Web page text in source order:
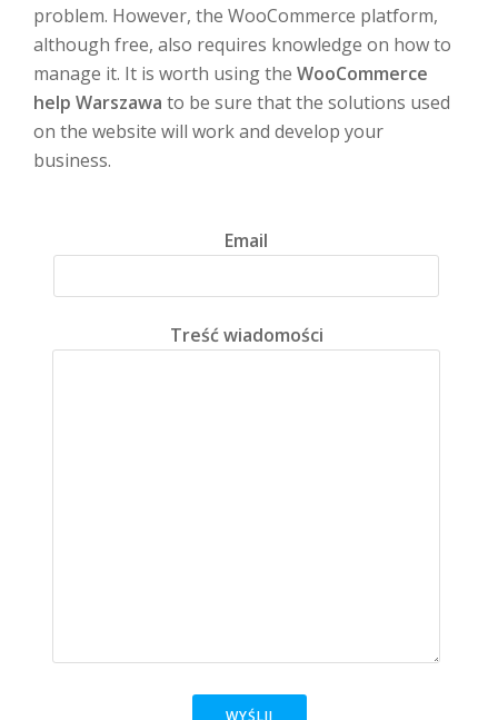
problem. However, the WooCommerce platform,
although free, also requires knowledge on how to
manage it. It is worth using the WooCommerce
help Warszawa to be sure that the solutions used
on the website will work and develop your
business.
Email
Treść wiadomości